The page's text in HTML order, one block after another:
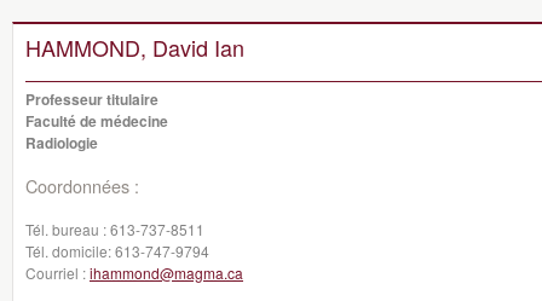
HAMMOND, David Ian
Professeur titulaire
Faculté de médecine
Radiologie
Coordonnées :
Tél. bureau :613-737-8511
Tél. domicile:613-747-9794
Courriel :ihammond@magma.ca